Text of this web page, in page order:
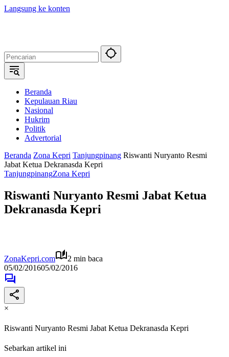
Langsung ke konten
Beranda
Kepulauan Riau
Nasional
Hukrim
Politik
Advertorial
Beranda Zona Kepri Tanjungpinang Riswanti Nuryanto Resmi
Jabat Ketua Dekranasda Kepri
TanjungpinangZona Kepri
Riswanti Nuryanto Resmi Jabat Ketua
Dekranasda Kepri
ZonaKepri.com
2 min baca
05/02/201605/02/2016
×
Riswanti Nuryanto Resmi Jabat Ketua Dekranasda Kepri
Sebarkan artikel ini